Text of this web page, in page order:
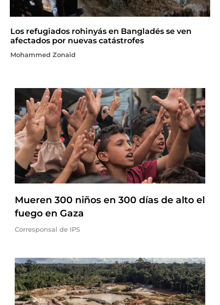
Los refugiados rohinyás en Bangladés se ven
afectados por nuevas catástrofes
Mohammed Zonaid
Mueren 300 niños en 300 días de alto el
fuego en Gaza
Corresponsal de IPS